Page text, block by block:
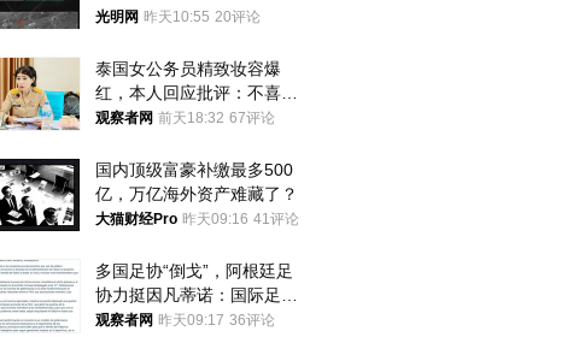
光明网 昨天10:55 20评论
泰国女公务员精致妆容爆
红，本人回应批评：不喜欢
就别看
观察者网 前天18:32 67评论
国内顶级富豪补缴最多500
亿，万亿海外资产难藏了？
大猫财经Pro 昨天09:16 41评论
多国足协“倒戈”，阿根廷足
协力挺因凡蒂诺：国际足联
今后应继续在其领导下前行
观察者网 昨天09:17 36评论